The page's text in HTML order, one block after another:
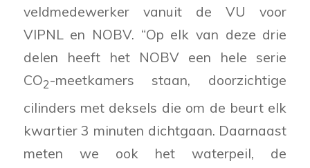
veldmedewerker vanuit de VU voor
VIPNL en NOBV. “Op elk van deze drie
delen heeft het NOBV een hele serie
CO2-meetkamers staan, doorzichtige
cilinders met deksels die om de beurt elk
kwartier 3 minuten dichtgaan. Daarnaast
meten we ook het waterpeil, de